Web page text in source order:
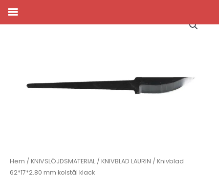
Hem / KNIVSLÖJDSMATERIAL / KNIVBLAD LAURIN / Knivblad
62*17*2.80 mm kolstål klack